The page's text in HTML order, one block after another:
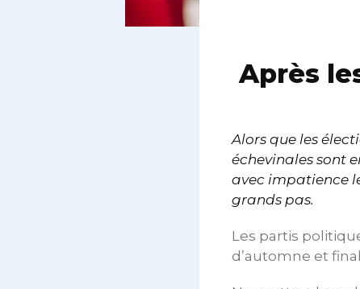
Après
Alors que les
échevinales sont
avec impatience
grands pas.
Les partis
d’automne et